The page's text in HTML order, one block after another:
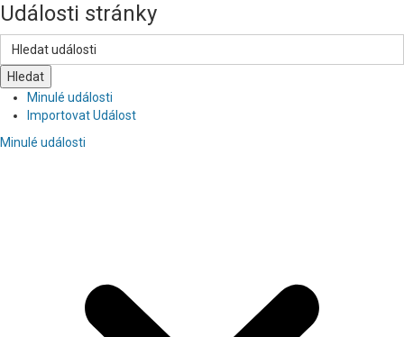
Události stránky
Hledat
Minulé události
Importovat Událost
Minulé události